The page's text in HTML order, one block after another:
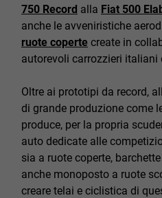
750 Record alla Fiat 500
anche le avveniristiche
ruote coperte create in
autorevoli carrozzieri italiani
Oltre ai prototipi da record,
di grande produzione come
produce, per la propria
auto dedicate alle
sia a ruote coperte,
anche monoposto a ruote
creare telai e ciclistica di